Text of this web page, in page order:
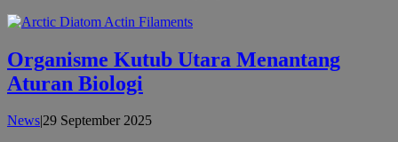
Organisme Kutub Utara Menantang
Aturan Biologi
News29 September 2025oleh